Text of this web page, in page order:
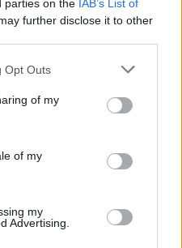
parties on the IAB’s List of
further disclose it to other
Opt Outs
of my
of my
my
Advertising.
Ποιους φορείς
μετά την
δέντρα που βοηθούν
17:16
με τα μυστικά που